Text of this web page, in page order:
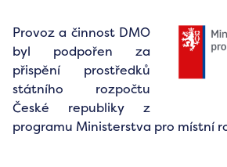
Provoz a činnost DMO
byl podpořen za
přispění prostředků
státního rozpočtu
České republiky z
programu Ministerstva pro místní